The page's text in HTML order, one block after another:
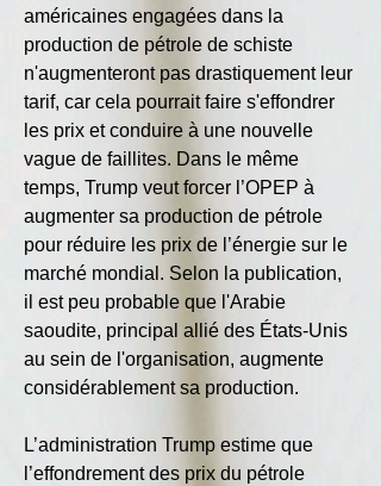
américaines engagées dans la
production de pétrole de schiste
n'augmenteront pas drastiquement leur
tarif, car cela pourrait faire s'effondrer
les prix et conduire à une nouvelle
vague de faillites. Dans le même
temps, Trump veut forcer l’OPEP à
augmenter sa production de pétrole
pour réduire les prix de l’énergie sur le
marché mondial. Selon la publication,
il est peu probable que l'Arabie
saoudite, principal allié des États-Unis
au sein de l'organisation, augmente
considérablement sa production.
L’administration Trump estime que
l’effondrement des prix du pétrole